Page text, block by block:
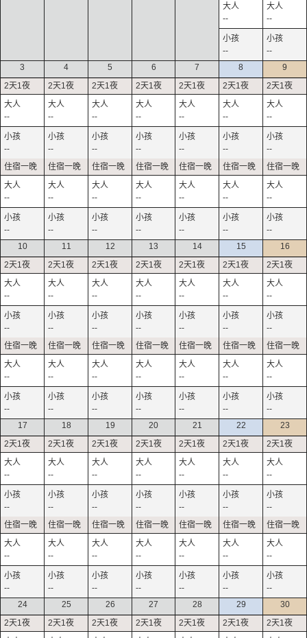
--
--
--
--
3
--
--
--
--
4
--
--
--
--
5
--
--
--
--
6
--
--
--
--
7
--
--
--
--
8
--
--
--
--
9
--
--
--
--
10
--
--
--
--
11
--
--
--
--
12
--
--
--
--
13
--
--
--
--
14
--
--
--
--
15
--
--
--
--
16
--
--
--
--
17
--
--
--
--
18
--
--
--
--
19
--
--
--
--
20
--
--
--
--
21
--
--
--
--
22
--
--
--
--
23
--
--
--
--
24
25 26 27 28 29 30